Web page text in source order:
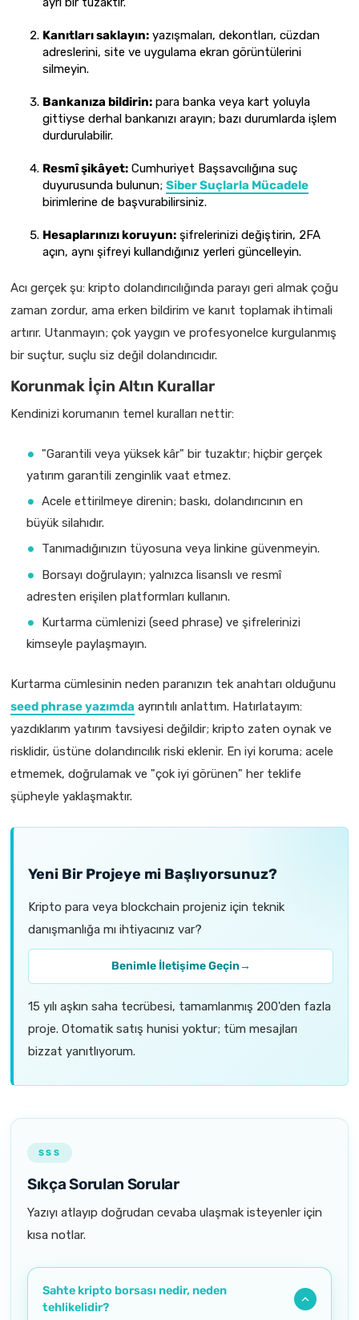
Kanıtları saklayın: yazışmaları, dekontları, cüzdan
adreslerini, site ve uygulama ekran görüntülerini
silmeyin.
Bankanıza bildirin: para banka veya kart yoluyla
gittiyse derhal bankanızı arayın; bazı durumlarda işlem
durdurulabilir.
Resmî şikâyet: Cumhuriyet Başsavcılığına suç
duyurusunda bulunun; Siber Suçlarla Mücadele
birimlerine de başvurabilirsiniz.
Hesaplarınızı koruyun: şifrelerinizi değiştirin, 2FA
açın, aynı şifreyi kullandığınız yerleri güncelleyin.
Acı gerçek şu: kripto dolandırıcılığında parayı geri almak çoğu
zaman zordur, ama erken bildirim ve kanıt toplamak ihtimali
artırır. Utanmayın; çok yaygın ve profesyonelce kurgulanmış
bir suçtur, suçlu siz değil dolandırıcıdır.
Korunmak İçin Altın Kurallar
Kendinizi korumanın temel kuralları nettir:
"Garantili veya yüksek kâr" bir tuzaktır; hiçbir gerçek
yatırım garantili zenginlik vaat etmez.
Acele ettirilmeye direnin; baskı, dolandırıcının en
büyük silahıdır.
Tanımadığınızın tüyosuna veya linkine güvenmeyin.
Borsayı doğrulayın; yalnızca lisanslı ve resmî
adresten erişilen platformları kullanın.
Kurtarma cümlenizi (seed phrase) ve şifrelerinizi
kimseyle paylaşmayın.
Kurtarma cümlesinin neden paranızın tek anahtarı olduğunu
seed phrase yazımda ayrıntılı anlattım. Hatırlatayım:
yazdıklarım yatırım tavsiyesi değildir; kripto zaten oynak ve
risklidir, üstüne dolandırıcılık riski eklenir. En iyi koruma; acele
etmemek, doğrulamak ve "çok iyi görünen" her teklife
şüpheyle yaklaşmaktır.
Yeni Bir Projeye mi Başlıyorsunuz?
Kripto para veya blockchain projeniz için teknik
danışmanlığa mı ihtiyacınız var?
Benimle İletişime Geçin→
15 yılı aşkın saha tecrübesi, tamamlanmış 200'den fazla
proje. Otomatik satış hunisi yoktur; tüm mesajları
bizzat yanıtlıyorum.
SSS
Sıkça Sorulan Sorular
Yazıyı atlayıp doğrudan cevaba ulaşmak isteyenler için
kısa notlar.
Sahte kripto borsası nedir, neden
tehlikelidir?